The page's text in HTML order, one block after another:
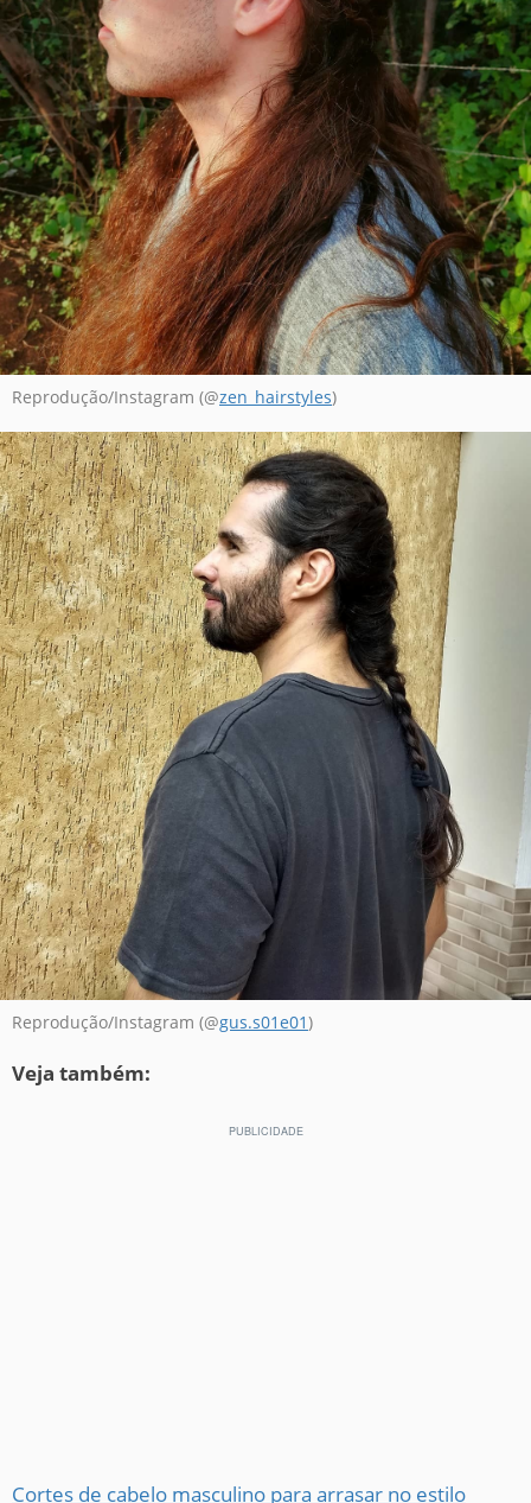
Reprodução/Instagram (@zen_hairstyles)
Reprodução/Instagram (@gus.s01e01)
Veja também:
Cortes de cabelo masculino para arrasar no estilo